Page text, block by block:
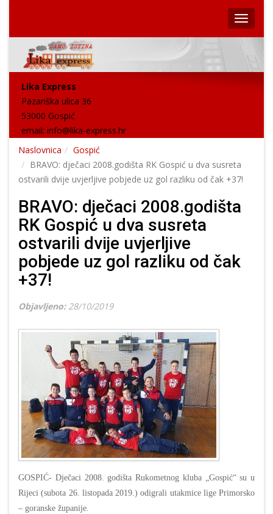
Lika Express
Pazariška ulica 36
53000 Gospić
email: info@lika-express.hr
Naslovnica
Gospić
BRAVO: dječaci 2008.godišta RK Gospić u dva susreta
ostvarili dvije uvjerljive pobjede uz gol razliku od čak +37!
BRAVO: dječaci 2008.godišta
RK Gospić u dva susreta
ostvarili dvije uvjerljive
pobjede uz gol razliku od čak
+37!
Objavljeno: 28/10/2019
GOSPIĆ- Dječaci 2008. godišta Rukometnog kluba „Gospić“ su u
Rijeci (subota 26. listopada 2019.) odigrali utakmice lige Primorsko
– goranske županije.